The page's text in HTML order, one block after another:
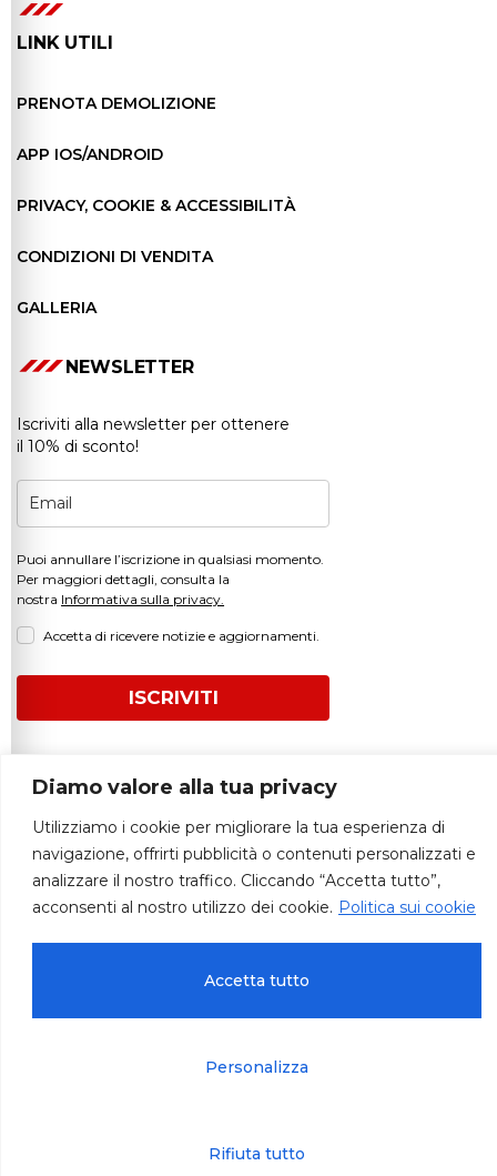
Diamo valore alla tua privacy
Utilizziamo i cookie per migliorare la tua esperienza di
navigazione, offrirti pubblicità o contenuti personalizzati e
analizzare il nostro traffico. Cliccando “Accetta tutto”,
acconsenti al nostro utilizzo dei cookie. Politica sui cookie
Personalizza
Rifiuta tutto
Accetta tutto
LINK UTILI
PRENOTA DEMOLIZIONE
APP IOS/ANDROID
PRIVACY, COOKIE & ACCESSIBILITÀ
CONDIZIONI DI VENDITA
GALLERIA
NEWSLETTER
Iscriviti alla newsletter per ottenere
il 10% di sconto!
Puoi annullare l’iscrizione in qualsiasi momento.
Per maggiori dettagli, consulta la
nostra Informativa sulla privacy.
Accetta di ricevere notizie e aggiornamenti.
ISCRIVITI
© 2026 – Autodemolizioni Paradiso